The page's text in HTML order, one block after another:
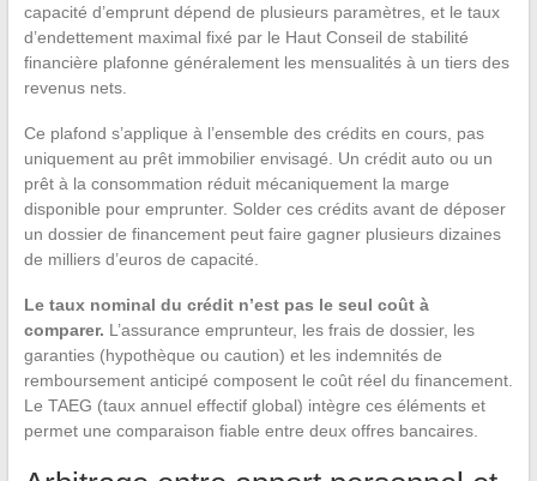
capacité d’emprunt dépend de plusieurs paramètres, et le taux
d’endettement maximal fixé par le Haut Conseil de stabilité
financière plafonne généralement les mensualités à un tiers des
revenus nets.
Ce plafond s’applique à l’ensemble des crédits en cours, pas
uniquement au prêt immobilier envisagé. Un crédit auto ou un
prêt à la consommation réduit mécaniquement la marge
disponible pour emprunter. Solder ces crédits avant de déposer
un dossier de financement peut faire gagner plusieurs dizaines
de milliers d’euros de capacité.
Le taux nominal du crédit n’est pas le seul coût à
comparer. L’assurance emprunteur, les frais de dossier, les
garanties (hypothèque ou caution) et les indemnités de
remboursement anticipé composent le coût réel du financement.
Le TAEG (taux annuel effectif global) intègre ces éléments et
permet une comparaison fiable entre deux offres bancaires.